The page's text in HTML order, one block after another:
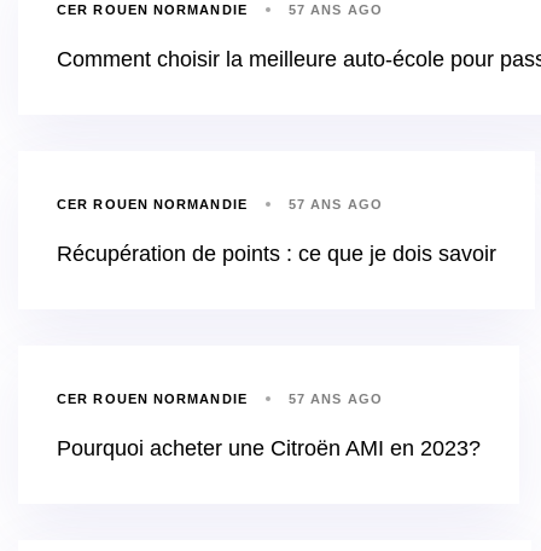
CER ROUEN NORMANDIE 57 ANS AGO
Comment choisir la meilleure auto-école pour
CER ROUEN NORMANDIE 57 ANS AGO
Récupération de points : ce que je dois savoir
CER ROUEN NORMANDIE 57 ANS AGO
Pourquoi acheter une Citroën AMI en 2023?